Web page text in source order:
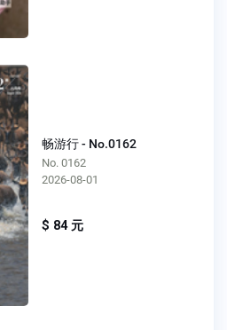
畅游行 - No.0162
No. 0162
2026-08-01
$ 84 元